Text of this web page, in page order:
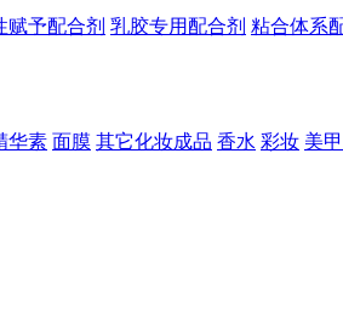
赋予配合剂 乳胶专用配合剂 粘合体系
华素 面膜 其它化妆成品 香水 彩妆 美